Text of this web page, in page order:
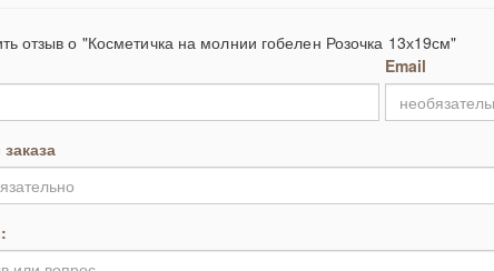
отзыв о "Косметичка на молнии гобелен Розочка 13х19см"
Email